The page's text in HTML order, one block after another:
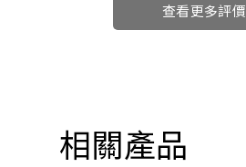
查看更多評價
相關產品